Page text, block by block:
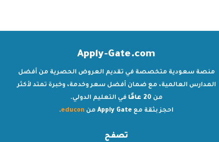
Apply-Gate.com
منصة سعودية متخصصة في تقديم العروض الحصرية من أفضل
المدارس العالمية، مع ضمان أفضل سعر وخدمة، وخبرة تمتد لأكثر
من 20 عامًا
في التعليم الدولي.
احجز بثقة مع Apply Gate من educon
.
تصفح